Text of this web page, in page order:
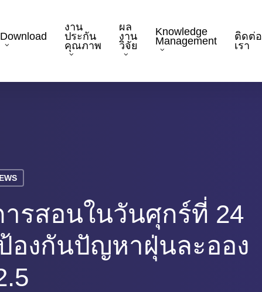
Download
งาน
ประกัน
คุณภาพ
ผล
งาน
วิจัย
Knowledge
Management
ติดต่อ
เรา
ารสอนในวันศุกร์ที่ 24
องกันปัญหาฝุ่นละออง